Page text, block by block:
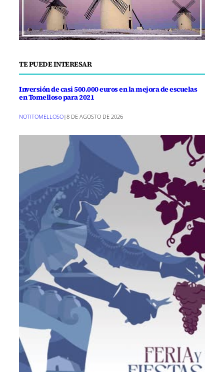
TE PUEDE INTERESAR
Inversión de casi 500.000 euros en la mejora de escuelas
en Tomelloso para 2021
NOTITOMELLOSO|8 DE AGOSTO DE 2026